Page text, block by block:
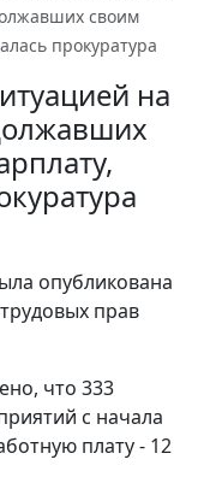
своим
прокуратура
на
опубликована
прав
что 333
с начала
плату - 12